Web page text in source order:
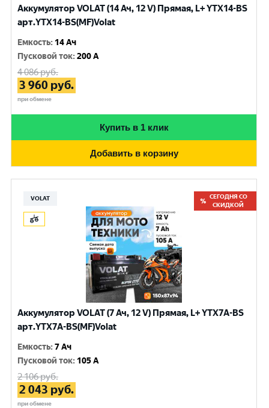
Аккумулятор VOLAT (14 Ач, 12 V) Прямая, L+ YTX14-BS
арт.YTX14-BS(MF)Volat
Емкость: 14 Ач
Пусковой ток:200 A
4 086руб.
3 960 руб.
при обмене
Купить в 1 клик
Добавить в корзину
VOLAT
СЕГОДНЯ СО
СКИДКОЙ
Аккумулятор VOLAT (7 Ач, 12 V) Прямая, L+ YTX7A-BS
арт.YTX7A-BS(MF)Volat
Емкость:7 Ач
Пусковой ток: 105 A
2 106руб.
2 043 руб.
при обмене